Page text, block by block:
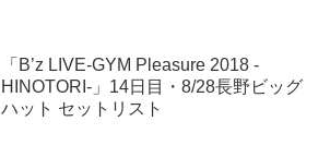
「B’z LIVE-GYM Pleasure 2018 -
HINOTORI-」14日目・8/28長野ビッグ
ハット セットリスト